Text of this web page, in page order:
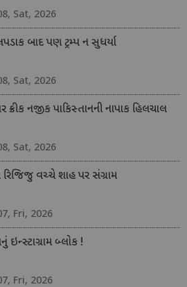
Sat, 2026
બાદ પણ ટ્રમ્પ ન સુધર્યા
Sat, 2026
ક્રીક નજીક પાકિસ્તાનની નાપાક હિલચાલ
Sat, 2026
વચ્ચે શાહ પર સંગ્રામ
Fri, 2026
ઇન્સ્ટાગ્રામ બ્લોક !
Fri, 2026